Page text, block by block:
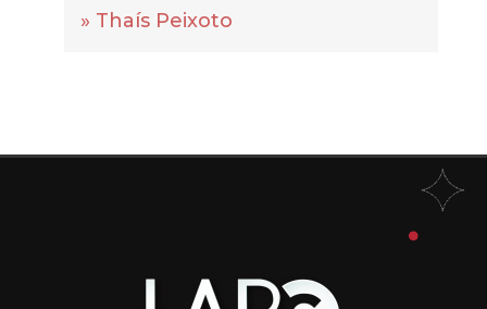
» Thaís Peixoto